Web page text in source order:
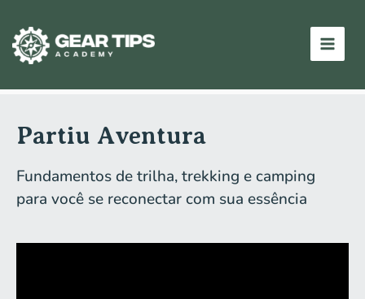
para
Partiu Aventura
Fundamentos de trilha, trekking e camping
para você se reconectar com sua essência